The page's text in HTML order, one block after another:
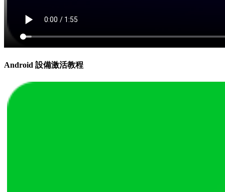
Android 設備激活教程